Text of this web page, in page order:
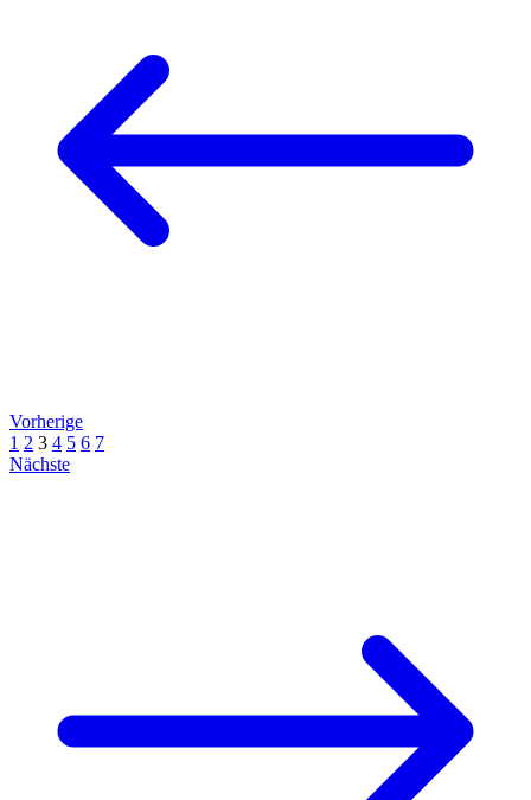
Vorherige
1 2 3 4 5 6 7
Nächste